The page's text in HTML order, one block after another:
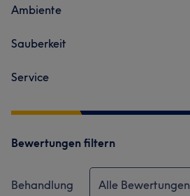
Ambiente
Sauberkeit
Service
Bewertungen filtern
Behandlung Alle Bewertungen